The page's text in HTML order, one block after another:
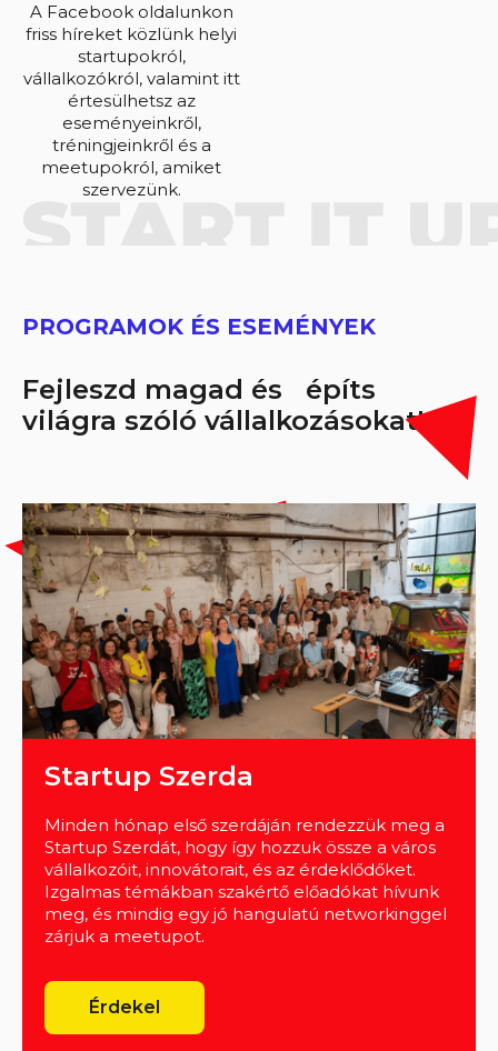
A Facebook oldalunkon
friss híreket közlünk helyi
startupokról,
vállalkozókról, valamint itt
értesülhetsz az
eseményeinkről,
tréningjeinkről és a
meetupokról, amiket
szervezünk.
PROGRAMOK ÉS ESEMÉNYEK
Fejleszd magad és építs
világra szóló vállalkozásokat!
Startup Szerda
Minden hónap első szerdáján rendezzük meg a
Startup Szerdát, hogy így hozzuk össze a város
vállalkozóit, innovátorait, és az érdeklődőket.
Izgalmas témákban szakértő előadókat hívunk
meg, és mindig egy jó hangulatú networkinggel
zárjuk a meetupot.
Érdekel